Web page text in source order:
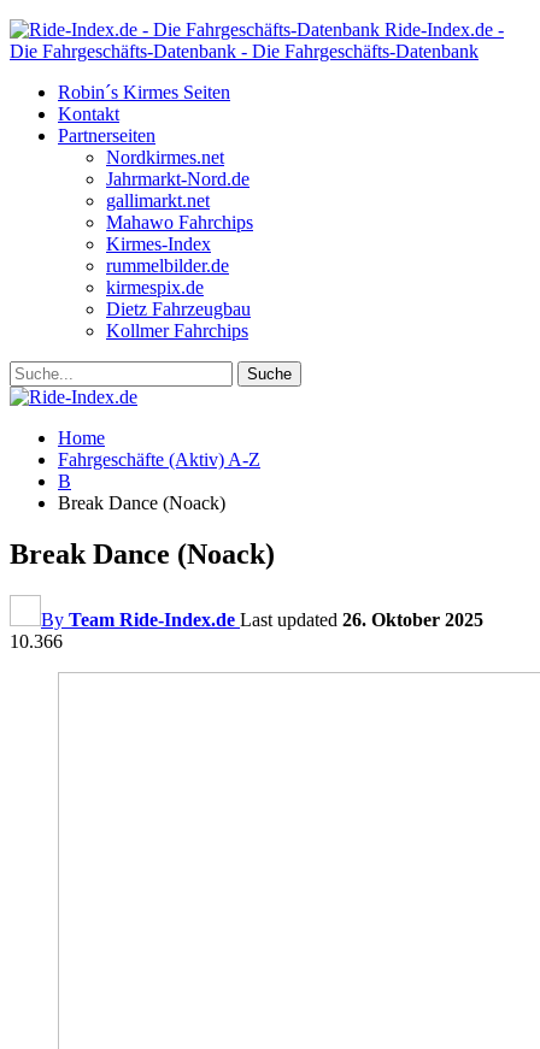
Ride-Index.de -
Die Fahrgeschäfts-Datenbank - Die Fahrgeschäfts-Datenbank
Robin´s Kirmes Seiten
Kontakt
Partnerseiten
Nordkirmes.net
Jahrmarkt-Nord.de
gallimarkt.net
Mahawo Fahrchips
Kirmes-Index
rummelbilder.de
kirmespix.de
Dietz Fahrzeugbau
Kollmer Fahrchips
Home
Fahrgeschäfte (Aktiv) A-Z
B
Break Dance (Noack)
Break Dance (Noack)
By Team Ride-Index.de Last updated 26. Oktober 2025
10.366